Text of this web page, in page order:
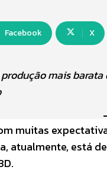
Facebook X
mais
muitas
atualmente, está